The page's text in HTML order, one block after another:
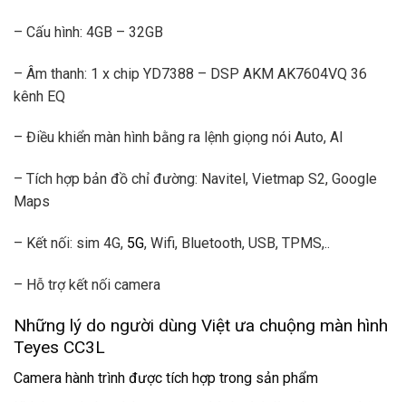
– Cấu hình: 4GB – 32GB
– Âm thanh: 1 x chip YD7388 – DSP AKM AK7604VQ 36
kênh EQ
– Điều khiển màn hình bằng ra lệnh giọng nói Auto, AI
– Tích hợp bản đồ chỉ đường: Navitel, Vietmap S2, Google
Maps
– Kết nối: sim 4G, 5G, Wifi, Bluetooth, USB, TPMS,..
– Hỗ trợ kết nối camera
Những lý do người dùng Việt ưa chuộng màn hình
Teyes CC3L
Camera hành trình được tích hợp trong sản phẩm